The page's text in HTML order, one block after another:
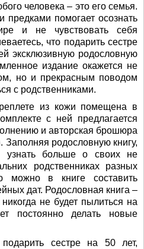
человека – это его семья.
предками помогает осознать
и не чувствовать себя
что подарить сестре
эксклюзивную родословную
издание окажется не
но и прекрасным поводом
с родственниками.
из кожи помещена в
с ней предлагается
и авторская брошюра
Заполняя родословную книгу,
узнать больше о своих не
родственниках разных
можно в книге составить
дат. Родословная книга –
не будет пылиться на
постоянно делать новые
сестре на 50 лет,